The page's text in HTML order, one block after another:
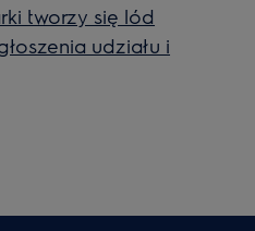
tworzy się lód
udziału i